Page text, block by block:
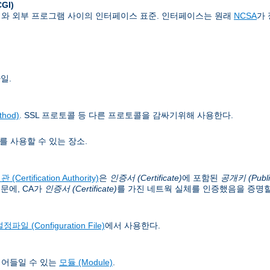
외부 프로그램 사이의 인터페이스 표준. 인터페이스는 원래 NCSA가
.
. SSL 프로토콜 등 다른 프로토콜을 감싸기위해 사용한다.
를 사용할 수 있는 장소.
(Certification Authority)은 인증서 (Certificate)에 포함된 공개키
에, CA가 인증서 (Certificate)를 가진 네트웍 실체를 인증했음을 증명
정파일 (Configuration File)에서 사용한다.
들일 수 있는 모듈 (Module)